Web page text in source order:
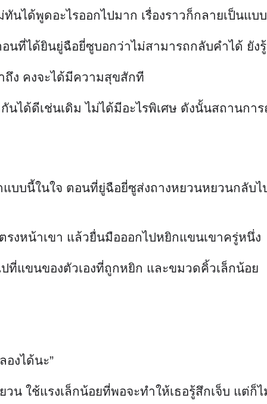
ได้พูดอะไรออกไปมาก เรื่องราวก็กลายเป็นแบ
นที่ได้ยินยู่ฉือยี่ซูบอกว่าไม่สามารถกลับคำได้ ยัง
ถึง คงจะได้มีความสุขสักที
นได้ดีเช่นเดิม ไม่ได้มีอะไรพิเศษ ดังนั้นสถานก
บนี้ในใจ ตอนที่ยู่ฉือยี่ซูส่งถางหยวนหยวนกลับไ
งหน้าเขา แล้วยื่นมือออกไปหยิกแขนเขาครู่หนึ่ง
ที่แขนของตัวเองที่ถูกหยิก และขมวดคิ้วเล็กน้อย
องได้นะ”
ใช้แรงเล็กน้อยที่พอจะทำให้เธอรู้สึกเจ็บ แต่ก็ไ